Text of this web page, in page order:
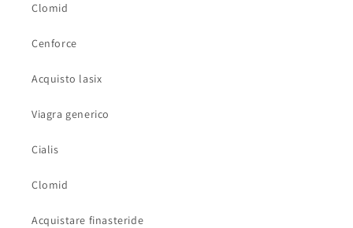
Clomid
Cenforce
Acquisto lasix
Viagra generico
Cialis
Clomid
Acquistare finasteride